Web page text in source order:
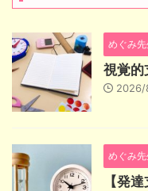
めぐみ
視覚的
めぐみ
【発